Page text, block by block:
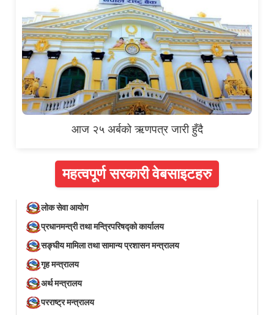
आज २५ अर्बको ऋणपत्र जारी हुँदै
महत्वपूर्ण सरकारी वेबसाइटहरु
लोक सेवा आयोग
प्रधानमन्त्री तथा मन्त्रिपरिषद्को कार्यालय
सङ्घीय मामिला तथा सामान्य प्रशासन मन्त्रालय
गृह मन्त्रालय
अर्थ मन्त्रालय
परराष्ट्र मन्त्रालय